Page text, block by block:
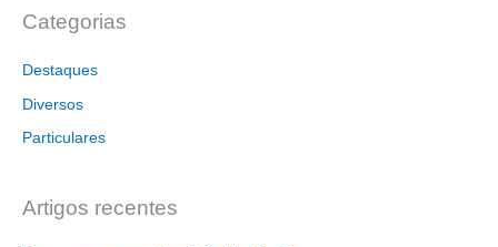
Categorias
Destaques
Diversos
Particulares
Artigos recentes